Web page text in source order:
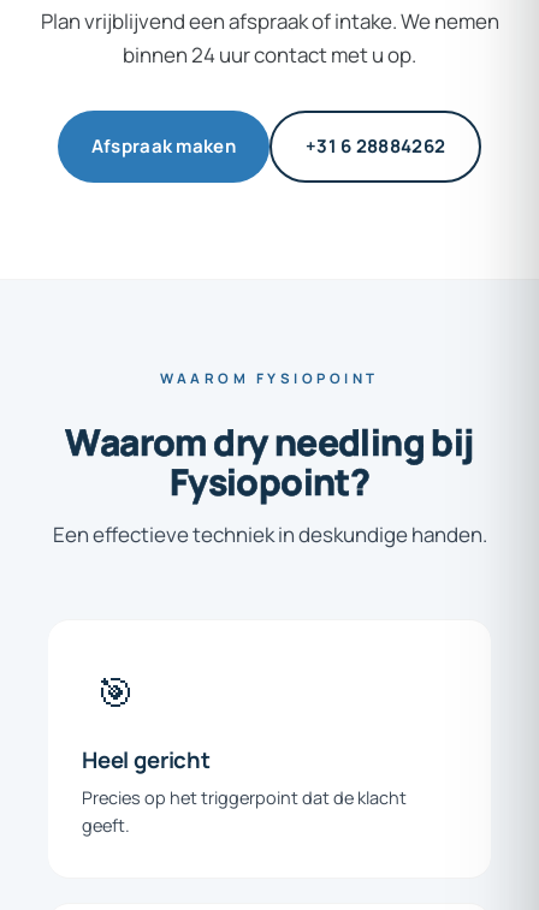
Plan vrijblijvend een afspraak of intake. We nemen
binnen 24 uur contact met u op.
Afspraak maken +31 6 28884262
WAAROM FYSIOPOINT
Waaromdryneedlingbij
Fysiopoint?
Een effectieve techniek in deskundige handen.
🎯
Heelgericht
Precies op het triggerpoint dat de klacht
geeft.